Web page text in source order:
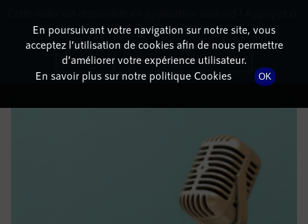
DÉTAILS DE L'ÉPISODE
16 mars 2022à 9h59, durée : Invalid date
En poursuivant votre navigation sur notre site, vous
acceptez l’utilisation de cookies afin de nous permettre
d’améliorer votre expérience utilisateur.
En savoir plus sur notre politique Cookies
OK
dessous pour l'installer.
Non merci Télécharger l'application